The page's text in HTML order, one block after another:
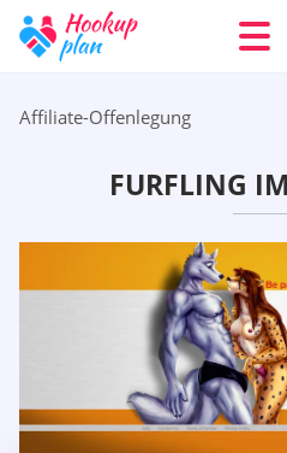
Affiliate-Offenlegung
FURFLING